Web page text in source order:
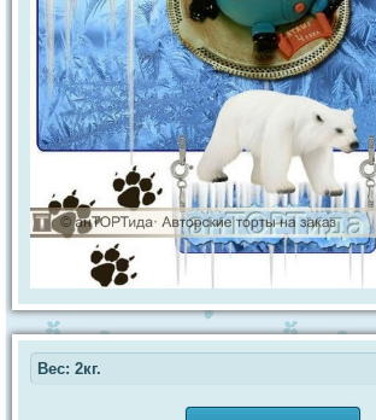
Вес: 2кг.